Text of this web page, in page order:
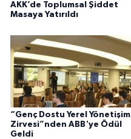
AKK’de Toplumsal Şiddet
Masaya Yatırıldı
“Genç Dostu Yerel Yönetişim
Zirvesi”nden ABB'ye Ödül
Geldi